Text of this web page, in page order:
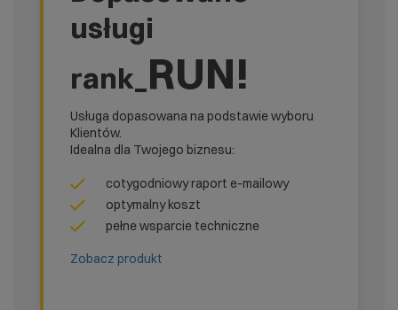
usługi
rank_ RUN!
Usługa dopasowana na podstawie wyboru
Klientów.
Idealna dla Twojego biznesu:
cotygodniowy raport e-mailowy
optymalny koszt
pełne wsparcie techniczne
Zobacz produkt